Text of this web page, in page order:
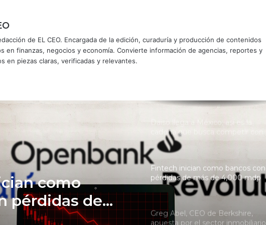
de EL CEO. Encargada de la edición, curaduría y producción de contenidos
en finanzas, negocios y economía. Convierte información de agencias, reportes y
en piezas claras, verificadas y relevantes.
como
pérdidas de
mdp
operaciones con más de 120,000
mdp en activos
Daiso llega a México; así es la
cadena que busca competir con
Miniso y Mumuso
Fintech inician como bancos con
pérdidas de más de 4,000 mdp
Greg Abel, CEO de Berkshire,
apuesta por el sector inmobiliario